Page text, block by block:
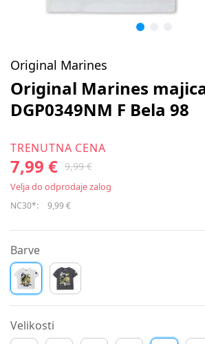
Original Marines
Original Marines
DGP0349NM F Bela 98
TRENUTNA CENA
7,99 € 9,99 €
Velja do odprodaje zalog
NC30*: 9,99 €
Barve
Velikosti